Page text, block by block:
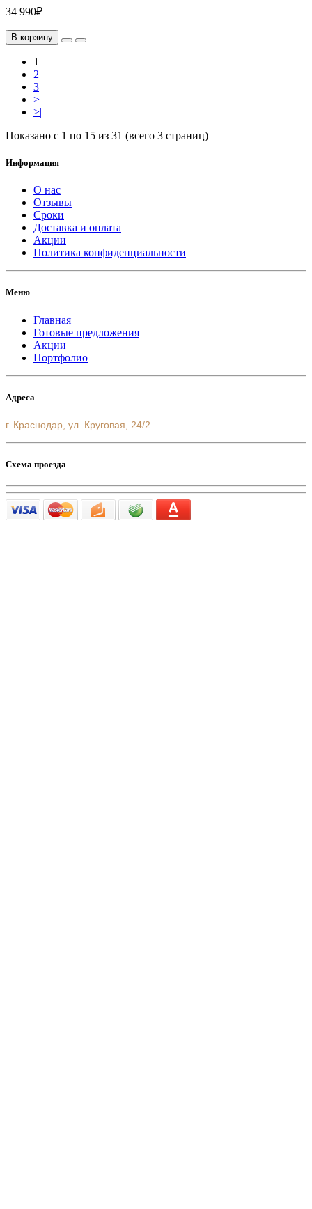
34 990₽
В корзину
1
2
3
>
>|
Показано с 1 по 15 из 31 (всего 3 страниц)
Информация
О нас
Отзывы
Сроки
Доставка и оплата
Акции
Политика конфиденциальности
Меню
Главная
Готовые предложения
Акции
Портфолио
Адреса
г. Краснодар, ул. Круговая, 24/2
Схема проезда